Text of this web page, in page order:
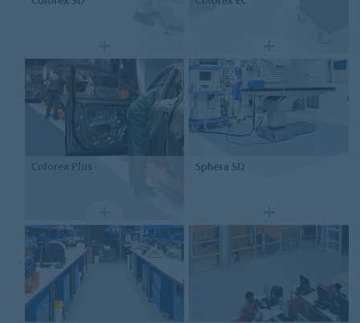
Colorex Plus Sphera SD